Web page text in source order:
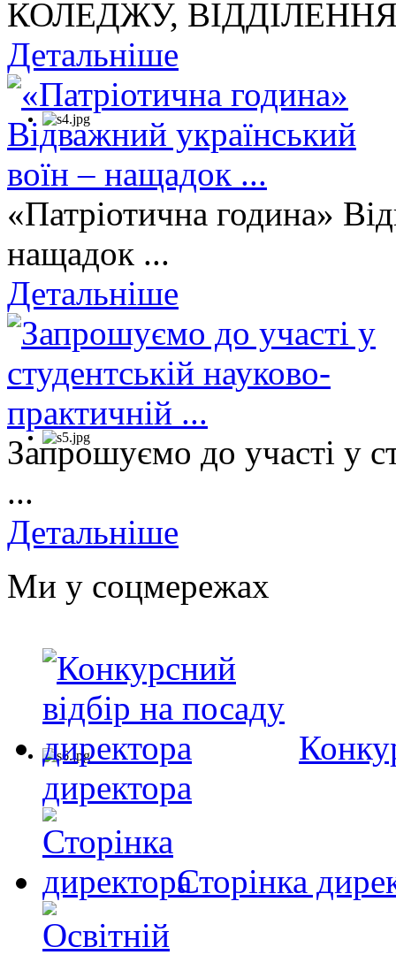
КОЛЕДЖУ,
Детальніше
«Патріотична година»
нащадок ...
Детальніше
Запрошуємо до участі у
...
Детальніше
Ми у соцмережах
директора
Сторінка